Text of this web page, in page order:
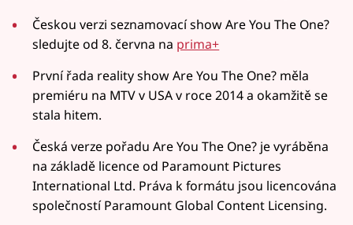
Českou verzi seznamovací show Are You The One?
sledujte od 8. června na prima+
První řada reality show Are You The One? měla
premiéru na MTV v USA v roce 2014 a okamžitě se
stala hitem.
Česká verze pořadu Are You The One? je vyráběna
na základě licence od Paramount Pictures
International Ltd. Práva k formátu jsou licencována
společností Paramount Global Content Licensing.